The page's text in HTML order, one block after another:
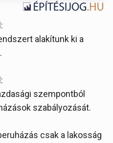
:
alakítunk ki a
:
szempontból
szabályozását.
csak a lakosság